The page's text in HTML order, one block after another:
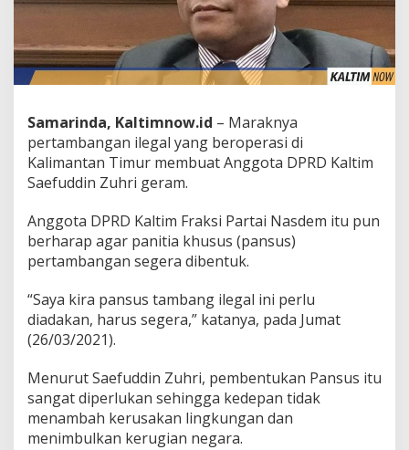
Samarinda, Kaltimnow.id – Maraknya
pertambangan ilegal yang beroperasi di
Kalimantan Timur membuat Anggota DPRD Kaltim
Saefuddin Zuhri geram.
Anggota DPRD Kaltim Fraksi Partai Nasdem itu pun
berharap agar panitia khusus (pansus)
pertambangan segera dibentuk.
“Saya kira pansus tambang ilegal ini perlu
diadakan, harus segera,” katanya, pada Jumat
(26/03/2021).
Menurut Saefuddin Zuhri, pembentukan Pansus itu
sangat diperlukan sehingga kedepan tidak
menambah kerusakan lingkungan dan
menimbulkan kerugian negara.